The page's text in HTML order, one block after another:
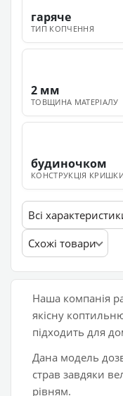
ТИП КОПЧЕННЯ
гаряче
ТОВЩИНА МАТЕРІАЛУ
2 мм
КОНСТРУКЦІЯ
будиночком
Всі
Схожі товари
Наша компанія
якісну
підходить для
Дана модель
страв завдяки
рівням.